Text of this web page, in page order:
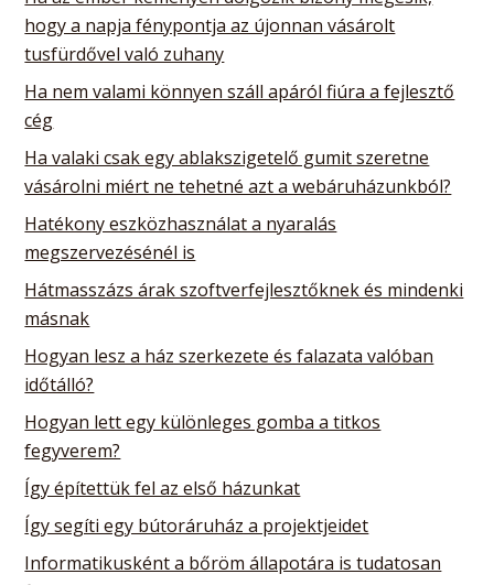
hogy a napja fénypontja az újonnan vásárolt
tusfürdővel való zuhany
Ha nem valami könnyen száll apáról fiúra a fejlesztő
cég
Ha valaki csak egy ablakszigetelő gumit szeretne
vásárolni miért ne tehetné azt a webáruházunkból?
Hatékony eszközhasználat a nyaralás
megszervezésénél is
Hátmasszázs árak szoftverfejlesztőknek és mindenki
másnak
Hogyan lesz a ház szerkezete és falazata valóban
időtálló?
Hogyan lett egy különleges gomba a titkos
fegyverem?
Így építettük fel az első házunkat
Így segíti egy bútoráruház a projektjeidet
Informatikusként a bőröm állapotára is tudatosan